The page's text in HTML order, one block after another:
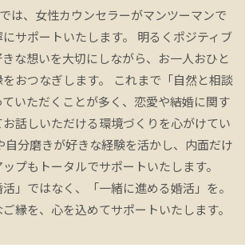
は、女性カウンセラーがマンツーマンで
サポートいたします。 明るくポジティブ
な想いを大切にしながら、お一人おひと
おつなぎします。 これまで「自然と相談
ていただくことが多く、恋愛や結婚に関す
話しいただける環境づくりを心がけてい
自分磨きが好きな経験を活かし、内面だけ
プもトータルでサポートいたします。
活」ではなく、「一緒に進める婚活」を。
縁を、心を込めてサポートいたします。